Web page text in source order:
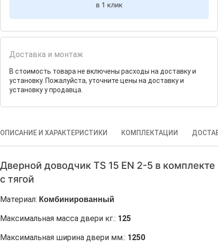
в 1 клик
Доставка и монтаж
В стоимость товара не включены расходы на доставку и
установку. Пожалуйста, уточните цены на доставку и
установку у продавца.
ОПИСАНИЕ И ХАРАКТЕРИСТИКИ КОМПЛЕКТАЦИИ
Дверной доводчик TS 15 EN 2-5 в комплекте
с тягой
Материал: Комбинированный
Максимальная масса двери кг.: 125
Максимальная ширина двери мм.: 1250